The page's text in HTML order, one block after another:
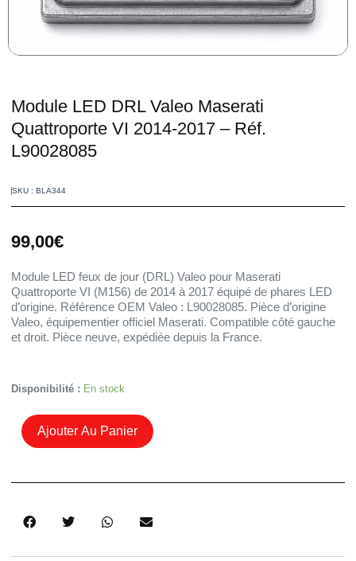
Module LED DRL Valeo Maserati
Quattroporte VI 2014-2017 – Réf.
L90028085
SKU : BLA344
99,00€
Module LED feux de jour (DRL) Valeo pour Maserati
Quattroporte VI (M156) de 2014 à 2017 équipé de phares LED
d’origine. Référence OEM Valeo : L90028085. Pièce d’origine
Valeo, équipementier officiel Maserati. Compatible côté gauche
et droit. Pièce neuve, expédiée depuis la France.
Disponibilité : En stock
Quantité
Module
LED
DRL
2014-
–
Ajouter Au Panier